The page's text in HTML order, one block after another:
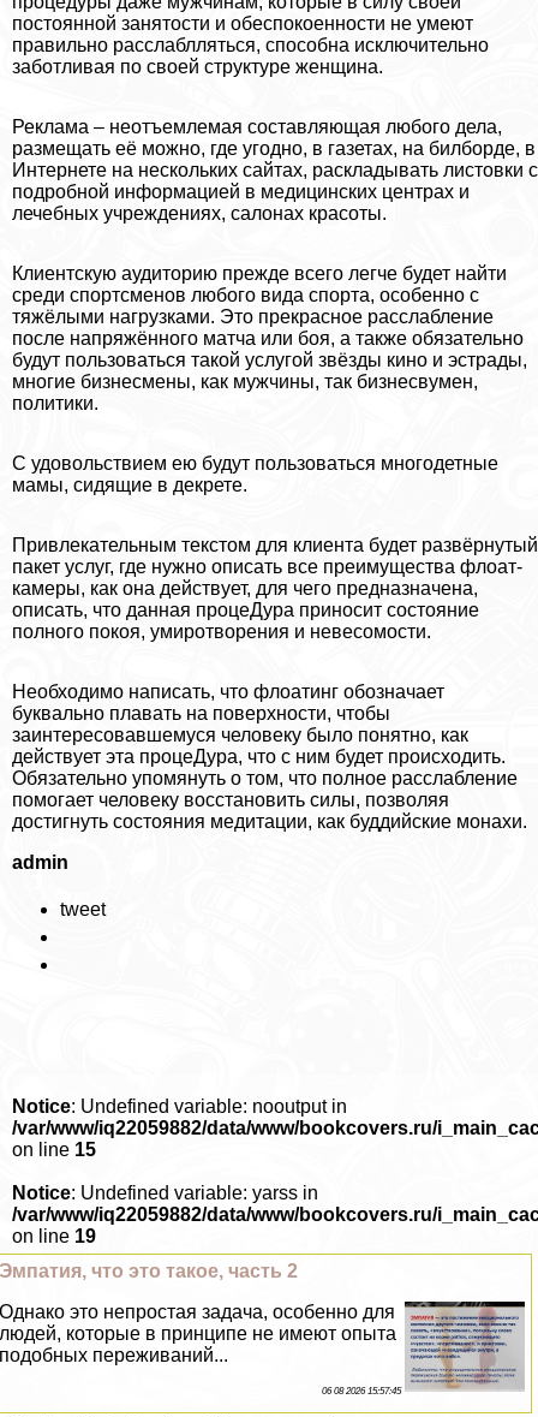
постоянной занятости и обеспокоенности не умеют
правильно расслаблляться, способна исключительно
заботливая по своей структуре женщина.
Реклама – неотъемлемая составляющая любого дела,
размещать её можно, где угодно, в газетах, на билборде, в
Интернете на нескольких сайтах, раскладывать листовки с
подробной информацией в медицинских центрах и
лечебных учреждениях, салонах красоты.
Клиентскую аудиторию прежде всего легче будет найти
среди спортсменов любого вида спорта, особенно с
тяжёлыми нагрузками. Это прекрасное расслабление
после напряжённого матча или боя, а также обязательно
будут пользоваться такой услугой звёзды кино и эстрады,
многие бизнесмены, как мужчины, так бизнесвумен,
политики.
С удовольствием ею будут пользоваться многодетные
мамы, сидящие в декрете.
Привлекательным текстом для клиента будет развёрнутый
пакет услуг, где нужно описать все преимущества флоат-
камеры, как она действует, для чего предназначена,
описать, что данная процеДypa приносит состояние
полного покоя, умиротворения и невесомости.
Необходимо написать, что флоатинг обозначает
буквально плавать на поверхности, чтобы
заинтересовавшемуся человеку было понятно, как
действует эта процеДypa, что с ним будет происходить.
Обязательно упомянуть о том, что полное расслабление
помогает человеку восстановить силы, позволяя
достигнуть состояния медитации, как буддийские монахи.
admin
tweet
Notice: Undefined variable: nooutput in
/var/www/iq22059882/data/www/bookcovers.ru/
on line 15
Notice: Undefined variable: yarss in
/var/www/iq22059882/data/www/bookcovers.ru/
on line 19
Эмпатия, что это такое, часть 2
Однако это непростая задача, особенно для
людей, которые в принципе не имеют опыта
подобных переживаний...
06 08 2026 15:57:45